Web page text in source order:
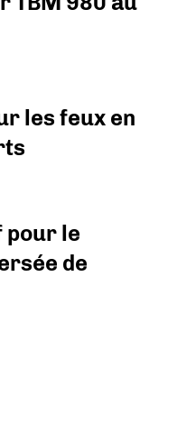
les feux en
pour le
de